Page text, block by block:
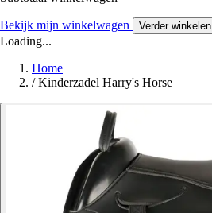
Bekijk mijn winkelwagen Verder winkelen
Loading...
Home
/ Kinderzadel Harry's Horse